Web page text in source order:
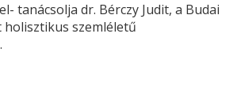
tanácsolja dr. Bérczy Judit, a Budai
szemléletű